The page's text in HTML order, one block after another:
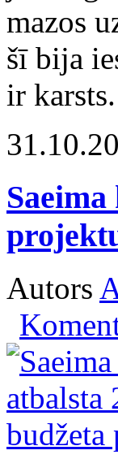
mazos
šī bija
ir karsts.
Autors